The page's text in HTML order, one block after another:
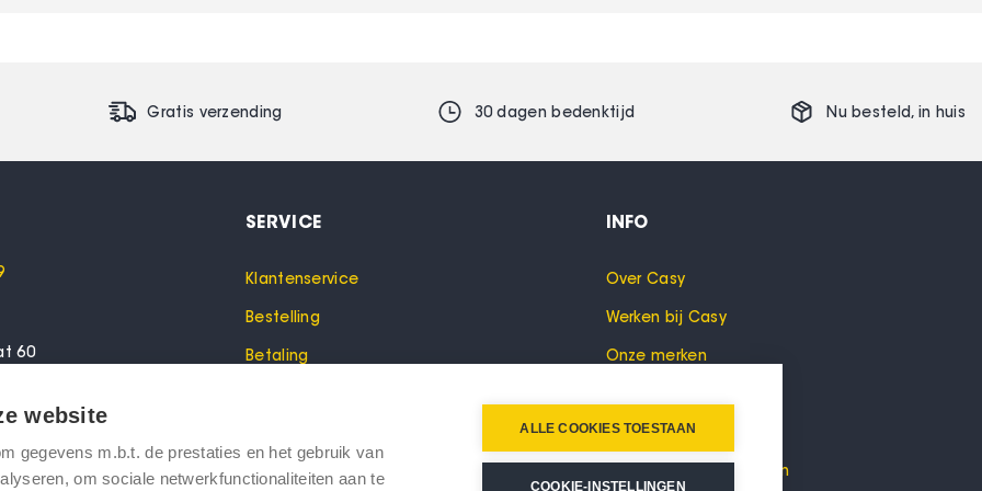
Gratis verzending 30 dagen bedenktijd Nu besteld, in huis
60
Bel dan voor een
SERVICE
Klantenservice
Bestelling
Betaling
Retourneren
INFO
Over Casy
Werken bij Casy
Onze merken
Privacyverklaring
Algemene voorwaarden
website
gegevens m.b.t. de prestaties en het gebruik van
om sociale netwerkfunctionaliteiten aan te
ALLE COOKIES TOESTAAN
COOKIE-INSTELLINGEN